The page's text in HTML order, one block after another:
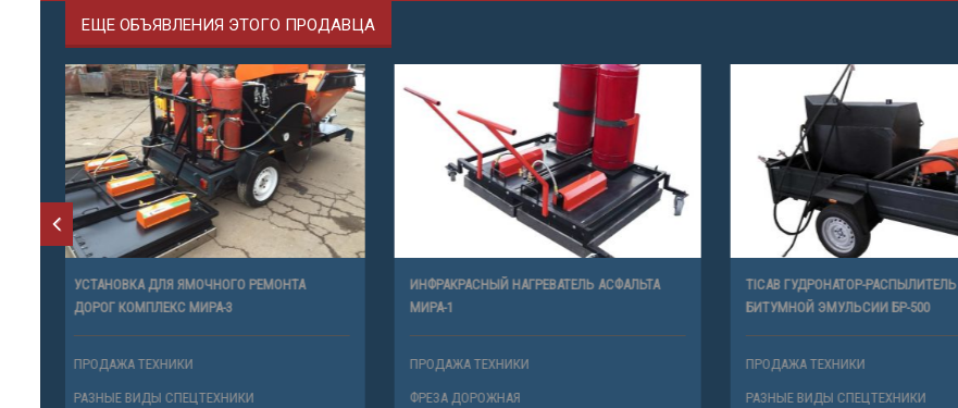
ЕЩЕ ОБЪЯВЛЕНИЯ ЭТОГО ПРОДАВЦА
УСТАНОВКА ДЛЯ ЯМОЧНОГО РЕМОНТА
ДОРОГ КОМПЛЕКС МИРА-3
ПРОДАЖА ТЕХНИКИ
РАЗНЫЕ ВИДЫ СПЕЦТЕХНИКИ
ИНФРАКРАСНЫЙ НАГРЕВАТЕЛЬ АСФАЛЬТА
МИРА-1
ПРОДАЖА ТЕХНИКИ
ФРЕЗА ДОРОЖНАЯ
TICAB ГУДРОНАТОР-РАСПЫЛИТЕЛЬ
БИТУМНОЙ ЭМУЛЬСИИ БР-500
ПРОДАЖА ТЕХНИКИ
РАЗНЫЕ ВИДЫ СПЕЦТЕХНИКИ